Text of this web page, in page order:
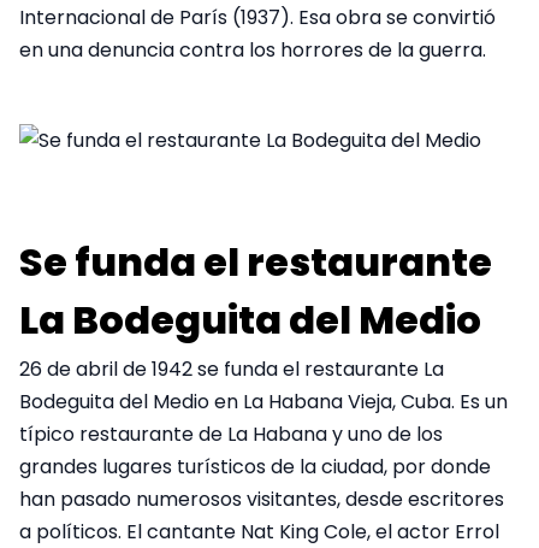
Internacional de París (1937). Esa obra se convirtió
en una denuncia contra los horrores de la guerra.
Se funda el restaurante
La Bodeguita del Medio
26 de abril de 1942 se funda el restaurante La
Bodeguita del Medio en La Habana Vieja, Cuba. Es un
típico restaurante de La Habana y uno de los
grandes lugares turísticos de la ciudad, por donde
han pasado numerosos visitantes, desde escritores
a políticos. El cantante Nat King Cole, el actor Errol